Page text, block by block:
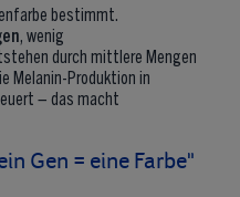
bestimmt.
, wenig
durch mittlere Mengen
Melanin-Produktion in
– das macht
Gen = eine Farbe"